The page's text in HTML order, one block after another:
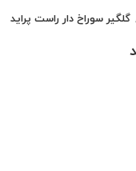
گلگیر سوراخ دار راست پراید